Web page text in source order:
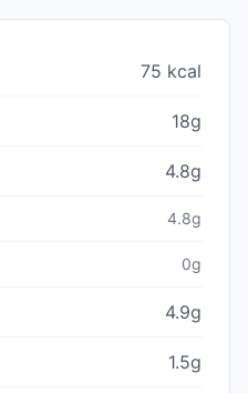
75 kcal
18g
4.8g
4.8g
0g
4.9g
1.5g